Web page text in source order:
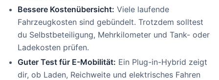
Bessere Kostenübersicht: Viele laufende
Fahrzeugkosten sind gebündelt. Trotzdem solltest
du Selbstbeteiligung, Mehrkilometer und Tank- oder
Ladekosten prüfen.
Guter Test für E-Mobilität: Ein Plug-in-Hybrid zeigt
dir, ob Laden, Reichweite und elektrisches Fahren